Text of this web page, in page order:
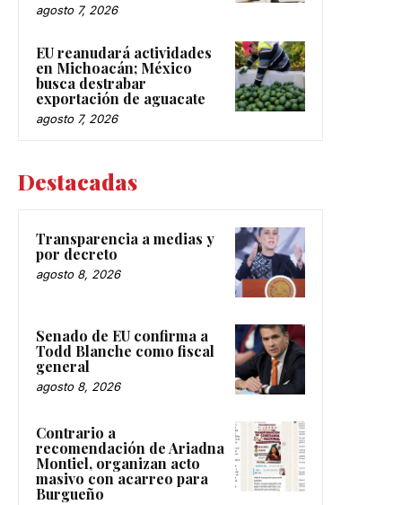
agosto 7, 2026
EU reanudará actividades
en Michoacán; México
busca destrabar
exportación de aguacate
agosto 7, 2026
Destacadas
Transparencia a medias y
por decreto
agosto 8, 2026
Senado de EU confirma a
Todd Blanche como fiscal
general
agosto 8, 2026
Contrario a
recomendación de Ariadna
Montiel, organizan acto
masivo con acarreo para
Burgueño